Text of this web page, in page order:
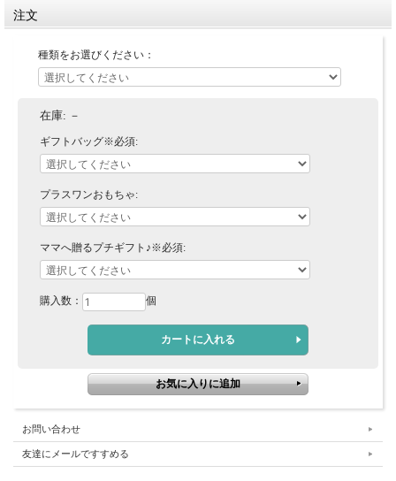
注文
種類をお選びください：
在庫: －
ギフトバッグ※必須:
プラスワンおもちゃ:
ママへ贈るプチギフト♪※必須:
購入数： 個
お問い合わせ
友達にメールですすめる